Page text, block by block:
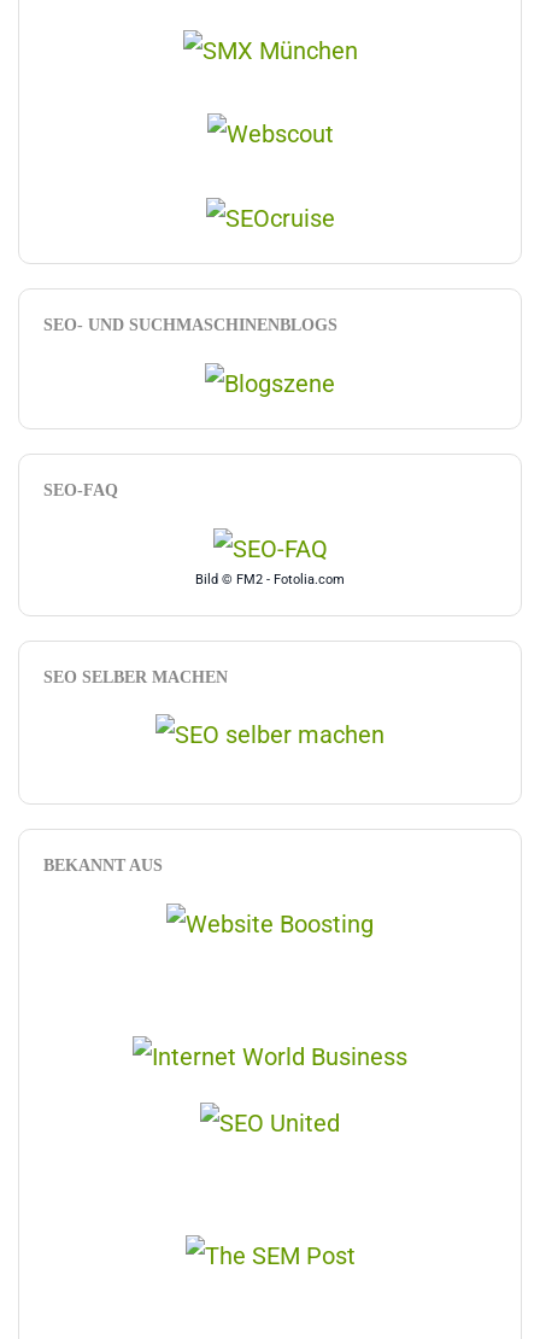
SEO- UND SUCHMASCHINENBLOGS
SEO-FAQ
Bild © FM2 - Fotolia.com
SEO SELBER MACHEN
BEKANNT AUS